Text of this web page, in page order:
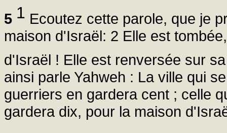
5 1 Ecoutez cette parole, que je
maison d'Israël: 2 Elle est
d'Israël ! Elle est renversée sur
ainsi parle Yahweh : La ville qui
guerriers en gardera cent ; celle
gardera dix, pour la maison